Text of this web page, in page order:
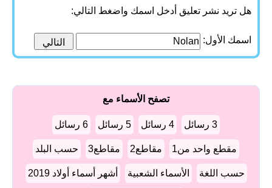
هل تريد نشر تعليق أدخل اسمك واضغط التالي:
اسمك الأول:
تصفح الأسماء مع
3 رسائل 4 رسائل 5 رسائل 6 رسائل
مقطع واحد من1 مقاطع2 مقاطع3 حسب البلد
حسب اللغة الأسماء الشعبية أشهر أسماء أولاد 2019